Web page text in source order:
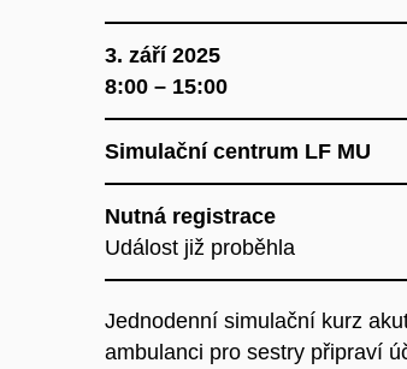
3. září 2025
8:00 – 15:00
Simulační centrum LF MU
Nutná registrace
Událost již proběhla
Jednodenní simulační kurz
ambulanci pro sestry připraví